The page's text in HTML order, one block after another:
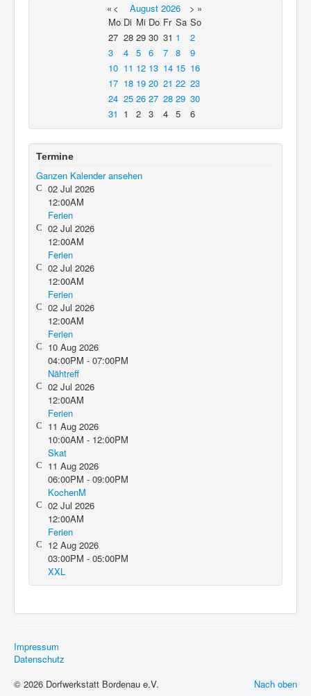
« < August 2026 > »
Mo Di Mi Do Fr Sa So
27 28 29 30 31 1
2
3
4 5 6 7 8
9
10 11 12 13 14 15 16
17 18 19 20 21 22 23
24 25 26 27 28 29 30
31 1 2 3 4 5 6
Termine
Ganzen Kalender ansehen
02 Jul 2026
12:00AM
Ferien
02 Jul 2026
12:00AM
Ferien
02 Jul 2026
12:00AM
Ferien
02 Jul 2026
12:00AM
Ferien
10 Aug 2026
04:00PM - 07:00PM
Nähtreff
02 Jul 2026
12:00AM
Ferien
11 Aug 2026
10:00AM - 12:00PM
Skat
11 Aug 2026
06:00PM - 09:00PM
KochenM
02 Jul 2026
12:00AM
Ferien
12 Aug 2026
03:00PM - 05:00PM
XXL
Impressum
Datenschutz
Nach oben
© 2026 Dorfwerkstatt Bordenau e.V.